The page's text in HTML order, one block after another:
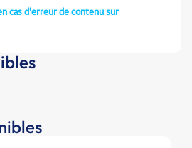
cas d'erreur de contenu sur